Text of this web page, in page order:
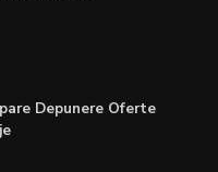
Depunere Oferte